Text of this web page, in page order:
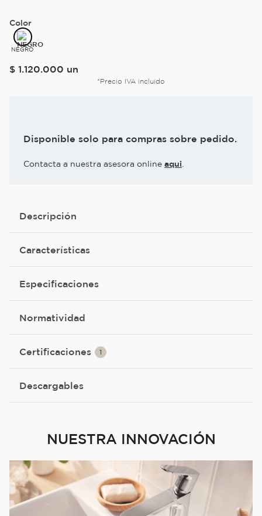
Color
NEGRO
$ 1.120.000 un
*Precio IVA incluido
Disponible solo para compras sobre pedido.
Contacta a nuestra asesora online aqui
Descripción
Características
Especificaciones
Normatividad
Certificaciones 1
Descargables
NUESTRA INNOVACIÓN